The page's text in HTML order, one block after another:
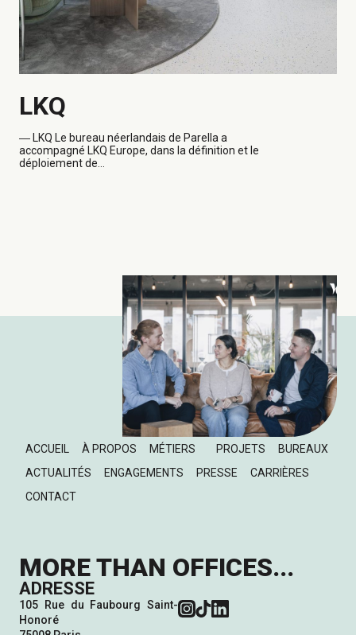
LKQ
― LKQ Le bureau néerlandais de Parella a
accompagné LKQ Europe, dans la définition et le
déploiement de...
MORE THAN OFFICES...
ADRESSE
105 Rue du Faubourg Saint-
Honoré
ACCUEIL À PROPOS MÉTIERS PROJETS
BUREAUX
ACTUALITÉS
ENGAGEMENTS PRESSE
CARRIÈRES
CONTACT